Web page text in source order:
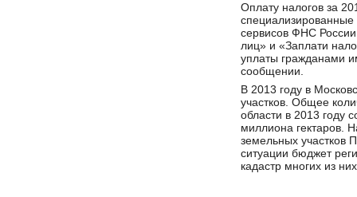
Оплату налогов за
сервисов ФНС
лиц» и «Заплати
уплаты гражданами
сообщении.
В 2013 году в
участков. Общее
области в 2013 году
миллиона гектаров.
земельных участков
ситуации бюджет
кадастр многих из